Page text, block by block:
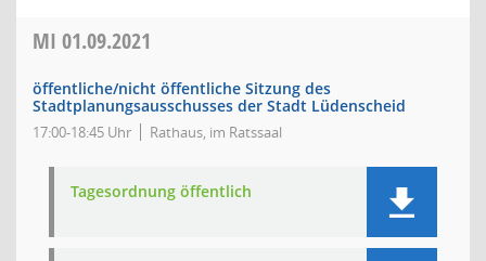
MI 01.09.2021
öffentliche/nicht öffentliche Sitzung des
Stadtplanungsausschusses der Stadt Lüdenscheid
17:00-18:45 Uhr Rathaus, im Ratssaal
Tagesordnung öffentlich